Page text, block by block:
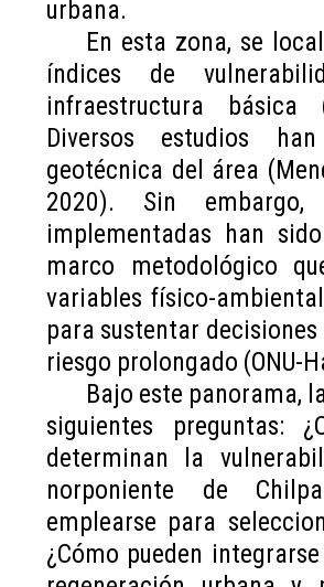
urbana.
En esta zona, se
índices de
infraestructura básica
Diversos estudios
geotécnica del área
2020). Sin
implementadas han
marco metodológico
variables físico-
para sustentar
riesgo prolongado (ONU-
Bajo este panorama,
siguientes preguntas:
determinan la
norponiente de
emplearse para
¿Cómo pueden